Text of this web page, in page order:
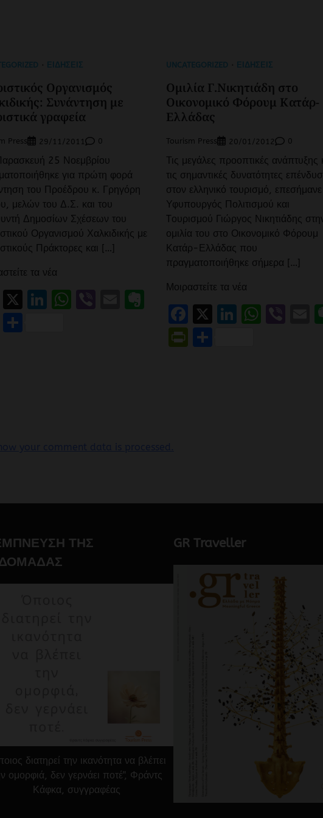
ΕΙΔΉΣΕΙΣ
Οργανισμός
Συνάντηση με
γραφεία
Press 29/11/2011 0
25 Νοεμβρίου
για πρώτη φορά
του Προέδρου κ. Γρηγόρη
μελών του Δ.Σ. και του
Δημοσίων Σχέσεων του
Οργανισμού Χαλκιδικής με
Πράκτορες και […]
τα νέα
Facebook
X LinkedIn
WhatsApp
ViberEmailEvernote
PrintFriendly
UNCATEGORIZED ΕΙΔΉΣΕΙΣ
Ομιλία Γ.Νικητιάδη στο
Οικονομικό Φόρουμ Κατάρ-
Ελλάδας
Tourism Press 20/01/2012 0
Τις μεγάλες προοπτικές ανάπτυξης
τις σημαντικές δυνατότητες
στον ελληνικό τουρισμό,
Υφυπουργός Πολιτισμού και
Tουρισμού Γιώργος Νικητιάδης
ομιλία του στο Οικονομικό Φόρουμ
Κατάρ-Ελλάδας που
πραγματοποιήθηκε σήμερα […]
Μοιραστείτε τα νέα
Facebook
X LinkedIn
PrintFriendly
ΤΗΣ
διατηρεί την ικανότητα να βλέπει
ομορφιά, δεν γερνάει ποτέ", Φράντς
Κάφκα, συγγραφέας
GR Traveller